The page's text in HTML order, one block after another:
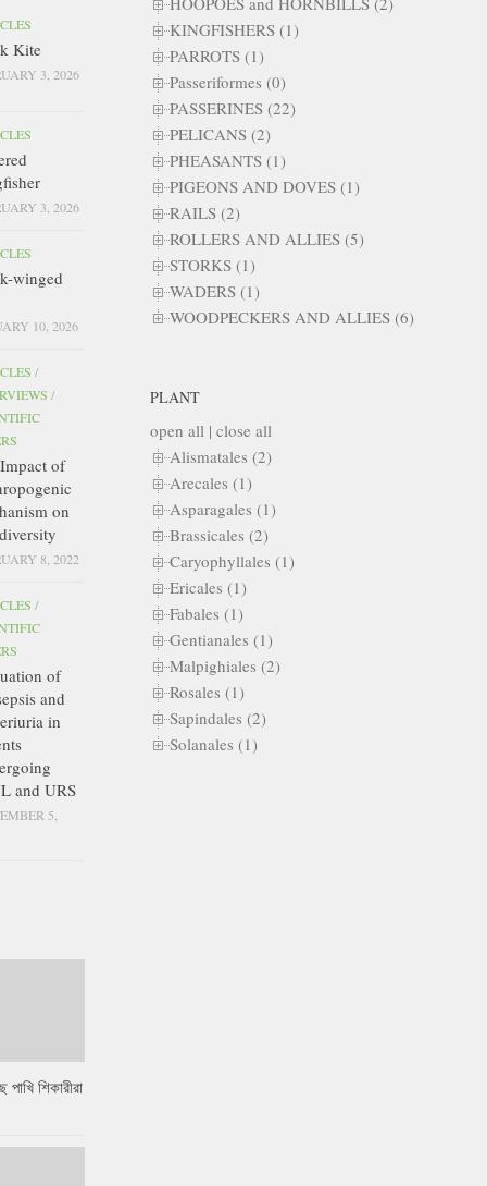
KINGFISHERS (1)
PARROTS (1)
Passeriformes (0)
PASSERINES (22)
PELICANS (2)
PHEASANTS (1)
PIGEONS AND DOVES (1)
RAILS (2)
ROLLERS AND ALLIES (5)
STORKS (1)
WADERS (1)
WOODPECKERS AND ALLIES (6)
PLANT
open all | close all
Alismatales (2)
Arecales (1)
Asparagales (1)
Brassicales (2)
Caryophyllales (1)
Ericales (1)
Fabales (1)
Gentianales (1)
Malpighiales (2)
Rosales (1)
Sapindales (2)
Solanales (1)
Kite
3, 2026
3, 2026
winged
10, 2026
/
/
of
on
8, 2022
/
of
and
in
and URS
5,
শিকারীরা